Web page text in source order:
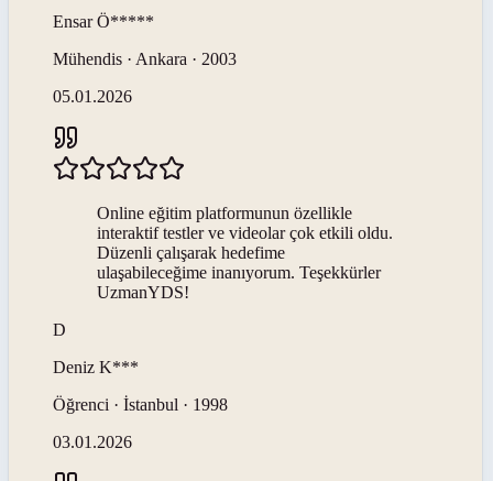
Ensar Ö*****
Mühendis · Ankara · 2003
05.01.2026
Online eğitim platformunun özellikle
interaktif testler ve videolar çok etkili oldu.
Düzenli çalışarak hedefime
ulaşabileceğime inanıyorum. Teşekkürler
UzmanYDS!
D
Deniz K***
Öğrenci · İstanbul · 1998
03.01.2026